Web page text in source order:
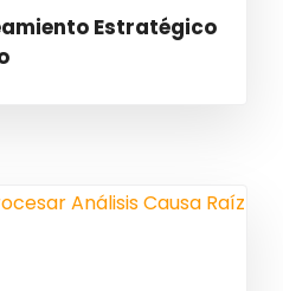
Estratégico